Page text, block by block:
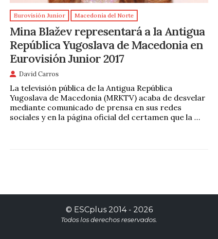
Eurovisión Junior Macedonia del Norte
Mina Blažev representará a la Antigua
República Yugoslava de Macedonia en
Eurovisión Junior 2017
David Carros
La televisión pública de la Antigua República
Yugoslava de Macedonia (MRKTV) acaba de desvelar
mediante comunicado de prensa en sus redes
sociales y en la página oficial del certamen que la …
© ESCplus2014 - 2026
Todos los derechos reservados.